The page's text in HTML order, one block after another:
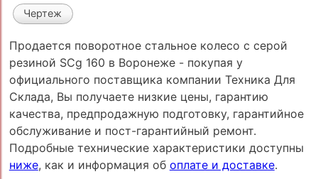
Чертеж
Продается поворотное стальное колесо с серой
резиной SCg 160 в Воронеже - покупая у
официального поставщика компании Техника Для
Склада, Вы получаете низкие цены, гарантию
качества, предпродажную подготовку, гарантийное
обслуживание и пост-гарантийный ремонт.
Подробные технические характеристики доступны
ниже, как и информация об оплате и доставке.